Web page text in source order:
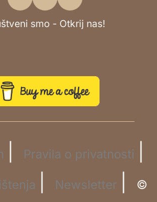
smo - Otkrij nas!
Pravila o privatnosti
Newsletter
©